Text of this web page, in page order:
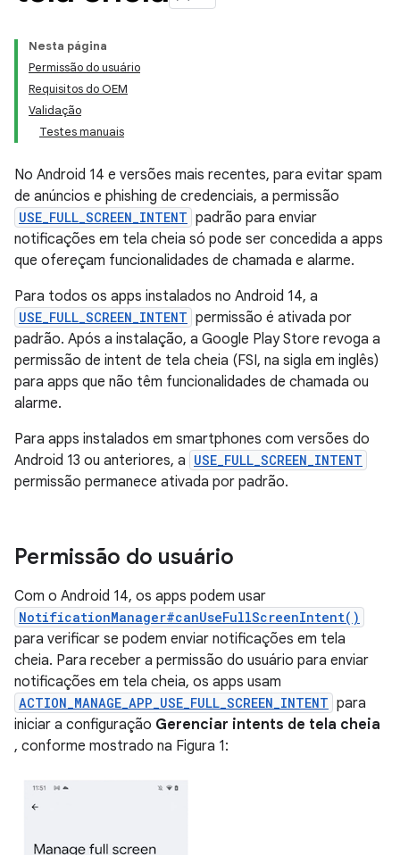
Nesta página
Permissão do usuário
Requisitos do OEM
Validação
Testes manuais
No Android 14 e versões mais recentes, para evitar spam
de anúncios e phishing de credenciais, a permissão
USE_FULL_SCREEN_INTENT padrão para enviar
notificações em tela cheia só pode ser concedida a apps
que ofereçam funcionalidades de chamada e alarme.
Para todos os apps instalados no Android 14, a
USE_FULL_SCREEN_INTENT permissão é ativada por
padrão. Após a instalação, a Google Play Store revoga a
permissão de intent de tela cheia (FSI, na sigla em inglês)
para apps que não têm funcionalidades de chamada ou
alarme.
Para apps instalados em smartphones com versões do
Android 13 ou anteriores, a USE_FULL_SCREEN_INTENT
permissão permanece ativada por padrão.
Permissão do usuário
Com o Android 14, os apps podem usar
NotificationManager#canUseFullScreenIntent()
para verificar se podem enviar notificações em tela
cheia. Para receber a permissão do usuário para enviar
notificações em tela cheia, os apps usam
ACTION_MANAGE_APP_USE_FULL_SCREEN_INTENT para
iniciar a configuração Gerenciar intents de tela cheia
, conforme mostrado na Figura 1: